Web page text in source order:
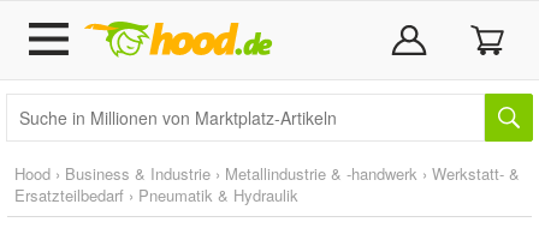
Hood › Business & Industrie › Metallindustrie & -handwerk › Werkstatt- &
Ersatzteilbedarf › Pneumatik & Hydraulik